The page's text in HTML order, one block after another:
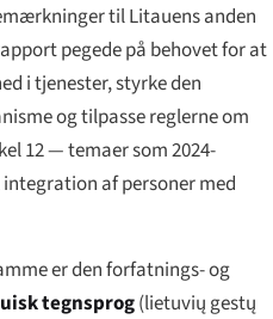
til Litauens anden
pegede på behovet for at
i tjenester, styrke den
og tilpasse reglerne om
12 — temaer som 2024-
af personer med
er den forfatnings- og
tegnsprog(lietuvių gestų